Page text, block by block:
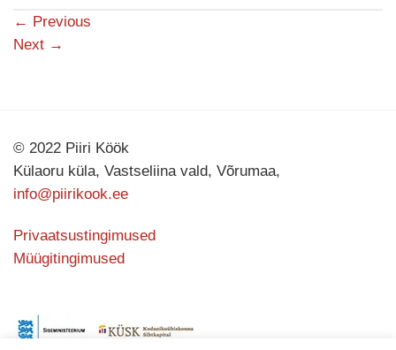
← Previous
Next →
© 2022 Piiri Köök
Külaoru küla, Vastseliina vald, Võrumaa,
info@piirikook.ee
Privaatsustingimused
Müügitingimused